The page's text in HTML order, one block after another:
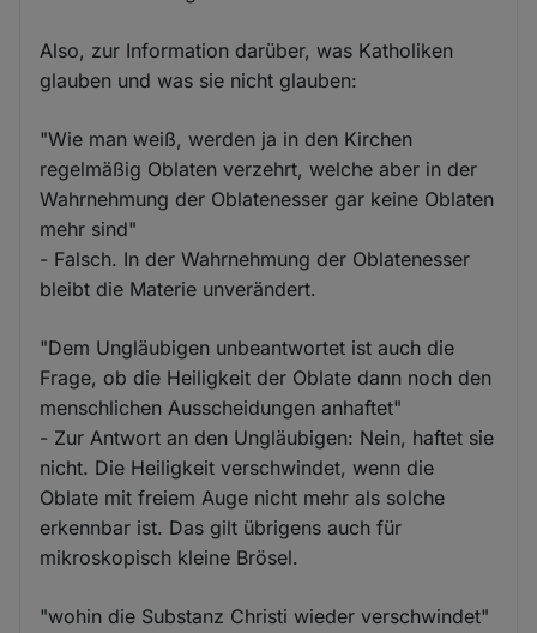
Also, zur Information darüber, was Katholiken
glauben und was sie nicht glauben:
"Wie man weiß, werden ja in den Kirchen
regelmäßig Oblaten verzehrt, welche aber in der
Wahrnehmung der Oblatenesser gar keine Oblaten
mehr sind"
- Falsch. In der Wahrnehmung der Oblatenesser
bleibt die Materie unverändert.
"Dem Ungläubigen unbeantwortet ist auch die
Frage, ob die Heiligkeit der Oblate dann noch den
menschlichen Ausscheidungen anhaftet"
- Zur Antwort an den Ungläubigen: Nein, haftet sie
nicht. Die Heiligkeit verschwindet, wenn die
Oblate mit freiem Auge nicht mehr als solche
erkennbar ist. Das gilt übrigens auch für
mikroskopisch kleine Brösel.
"wohin die Substanz Christi wieder verschwindet"